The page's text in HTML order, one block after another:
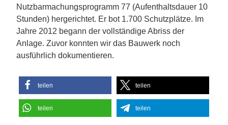
Nutzbarmachungsprogramm 77 (Aufenthaltsdauer 10
Stunden) hergerichtet. Er bot 1.700 Schutzplätze. Im
Jahre 2012 begann der vollständige Abriss der
Anlage. Zuvor konnten wir das Bauwerk noch
ausführlich dokumentieren.
teilen teilen
teilen teilen